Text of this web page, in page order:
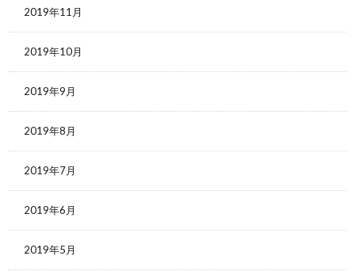
2019年11月
2019年10月
2019年9月
2019年8月
2019年7月
2019年6月
2019年5月